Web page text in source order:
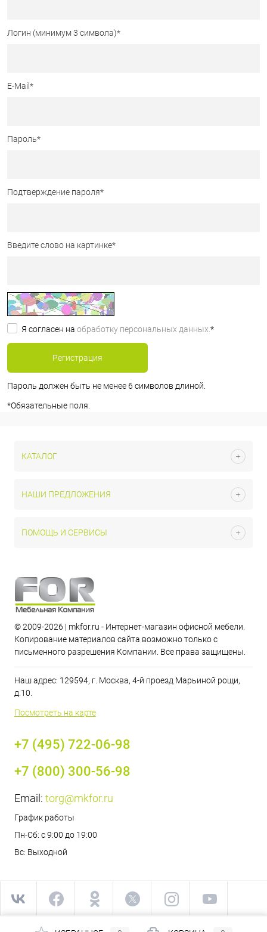
Логин (минимум 3 символа)*
E-Mail *
Пароль*
Подтверждение пароля*
Введите слово на картинке*
Я согласен на обработку персональных данных. *
Пароль должен быть не менее 6 символов длиной.
*Обязательные поля.
КАТАЛОГ
НАШИ ПРЕДЛОЖЕНИЯ
ПОМОЩЬ И СЕРВИСЫ
© 2009-2026 | mkfor.ru - Интернет-магазин офисной мебели.
Копирование материалов сайта возможно только с
письменного разрешения Компании. Все права защищены.
Наш адрес: 129594, г. Москва, 4-й проезд Марьиной рощи,
д.10.
Посмотреть на карте
+7 (495) 722-06-98
+7 (800) 300-56-98
Email: torg@mkfor.ru
График работы
Пн-Сб: с 9:00 до 19:00
Вс: Выходной